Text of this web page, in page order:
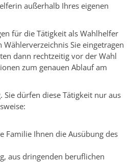
außerhalb Ihres eigenen
für die Tätigkeit als Wahlhelfer
Sie eingetragen
dann rechtzeitig vor der Wahl
zum genauen Ablauf am
dürfen diese Tätigkeit nur aus
Familie Ihnen die Ausübung des
aus dringenden beruflichen